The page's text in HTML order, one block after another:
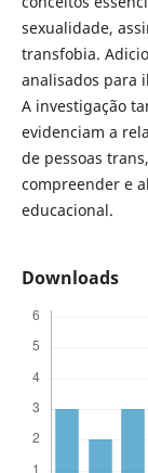
sexualidade,
transfobia.
analisados para
A investigação
evidenciam a
de pessoas
compreender e
educacional.
Downloads